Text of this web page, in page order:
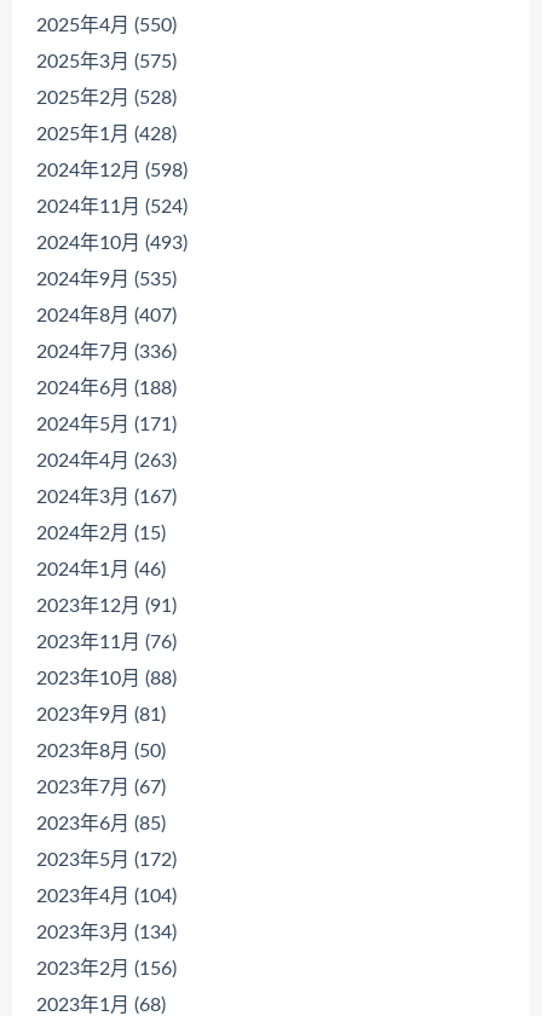
2025年4月 (550)
2025年3月 (575)
2025年2月 (528)
2025年1月 (428)
2024年12月 (598)
2024年11月 (524)
2024年10月 (493)
2024年9月 (535)
2024年8月 (407)
2024年7月 (336)
2024年6月 (188)
2024年5月 (171)
2024年4月 (263)
2024年3月 (167)
2024年2月 (15)
2024年1月 (46)
2023年12月 (91)
2023年11月 (76)
2023年10月 (88)
2023年9月 (81)
2023年8月 (50)
2023年7月 (67)
2023年6月 (85)
2023年5月 (172)
2023年4月 (104)
2023年3月 (134)
2023年2月 (156)
2023年1月 (68)